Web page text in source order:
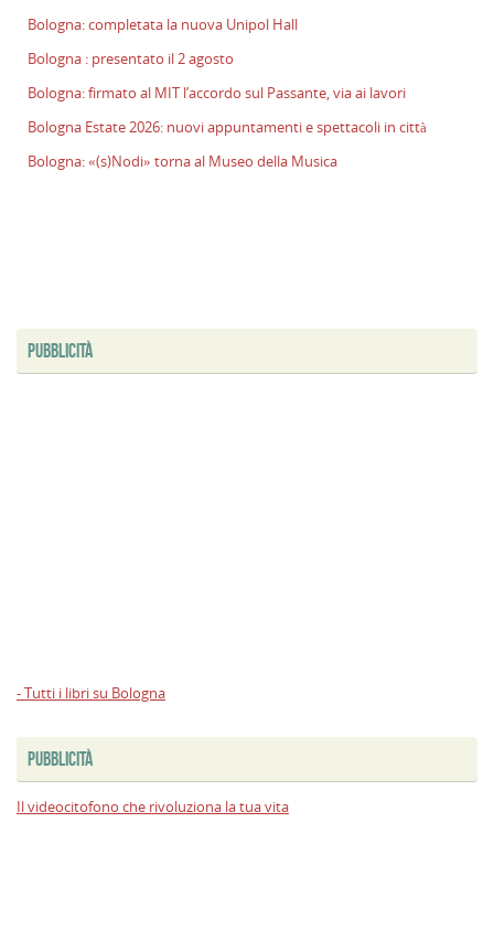
Bologna: completata la nuova Unipol Hall
Bologna : presentato il 2 agosto
Bologna: firmato al MIT l’accordo sul Passante, via ai lavori
Bologna Estate 2026: nuovi appuntamenti e spettacoli in città
Bologna: «(s)Nodi» torna al Museo della Musica
PUBBLICITÀ
- Tutti i libri su Bologna
PUBBLICITÀ
Il videocitofono che rivoluziona la tua vita